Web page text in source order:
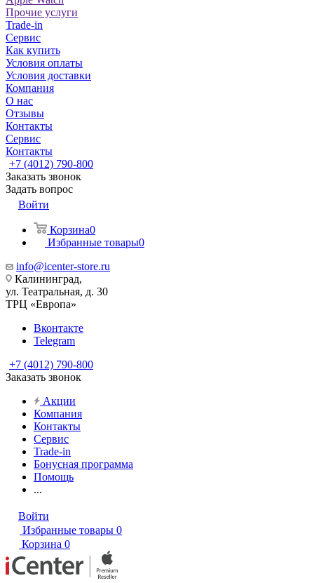
Прочие услуги
Trade-in
Сервис
Как купить
Условия оплаты
Условия доставки
Компания
О нас
Отзывы
Контакты
Сервис
Контакты
+7 (4012) 790-800
Заказать звонок
Задать вопрос
Войти
Корзина0
Избранные товары0
info@icenter-store.ru
Калининград,
ул. Театральная, д. 30
ТРЦ «Европа»
Вконтакте
Telegram
+7 (4012) 790-800
Заказать звонок
Акции
Компания
Контакты
Сервис
Trade-in
Бонусная программа
Помощь
...
Войти
Избранные товары 0
Корзина 0